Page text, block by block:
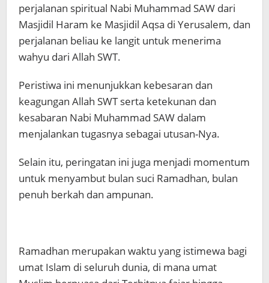
perjalanan spiritual Nabi Muhammad SAW dari
Masjidil Haram ke Masjidil Aqsa di Yerusalem, dan
perjalanan beliau ke langit untuk menerima
wahyu dari Allah SWT.
Peristiwa ini menunjukkan kebesaran dan
keagungan Allah SWT serta ketekunan dan
kesabaran Nabi Muhammad SAW dalam
menjalankan tugasnya sebagai utusan-Nya.
Selain itu, peringatan ini juga menjadi momentum
untuk menyambut bulan suci Ramadhan, bulan
penuh berkah dan ampunan.
Ramadhan merupakan waktu yang istimewa bagi
umat Islam di seluruh dunia, di mana umat